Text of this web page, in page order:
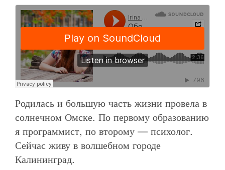
Родилась и большую часть жизни провела в
солнечном Омске. По первому образованию
я программист, по второму — психолог.
Сейчас живу в волшебном городе
Калининград.